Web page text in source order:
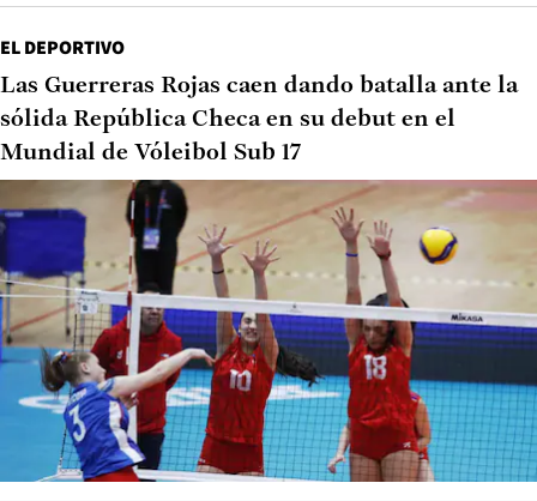
EL DEPORTIVO
Las Guerreras Rojas caen dando batalla ante la
sólida República Checa en su debut en el
Mundial de Vóleibol Sub 17